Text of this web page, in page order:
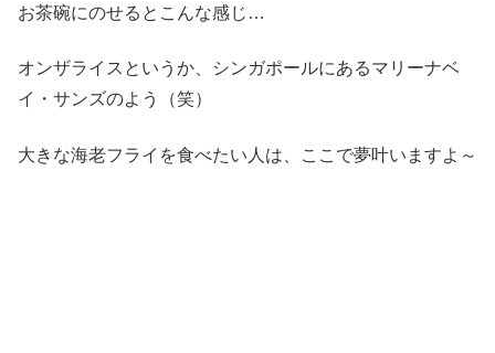
お茶碗にのせるとこんな感じ…
オンザライスというか、シンガポールにあるマリーナベ
イ・サンズのよう（笑）
大きな海老フライを食べたい人は、ここで夢叶いますよ～